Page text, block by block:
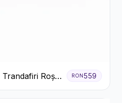
Roșii
RON 559